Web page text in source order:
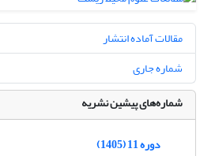
مقالات آماده انتشار
شماره جاری
شماره‌های پیشین نشریه
دوره 11 (1405)